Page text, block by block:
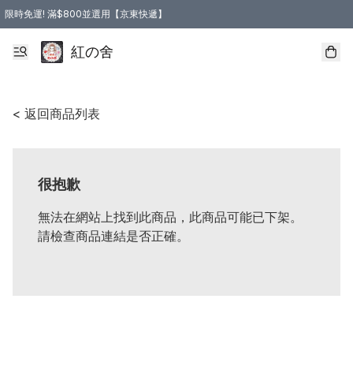
限時免運! 滿$800並選用【京東快遞】
紅の舍
< 返回商品列表
很抱歉
無法在網站上找到此商品，此商品可能已下架。
請檢查商品連結是否正確。